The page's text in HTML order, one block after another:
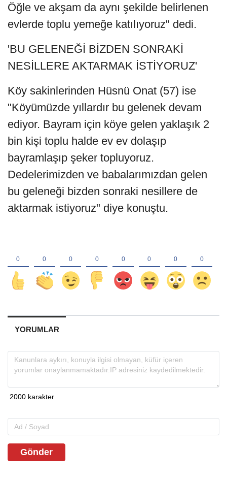
Öğle ve akşam da aynı şekilde belirlenen
evlerde toplu yemeğe katılıyoruz" dedi.
'BU GELENEĞİ BİZDEN SONRAKİ
NESİLLERE AKTARMAK İSTİYORUZ'
Köy sakinlerinden Hüsnü Onat (57) ise
"Köyümüzde yıllardır bu gelenek devam
ediyor. Bayram için köye gelen yaklaşık 2
bin kişi toplu halde ev ev dolaşıp
bayramlaşıp şeker topluyoruz.
Dedelerimizden ve babalarımızdan gelen
bu geleneği bizden sonraki nesillere de
aktarmak istiyoruz" diye konuştu.
YORUMLAR
Gönder